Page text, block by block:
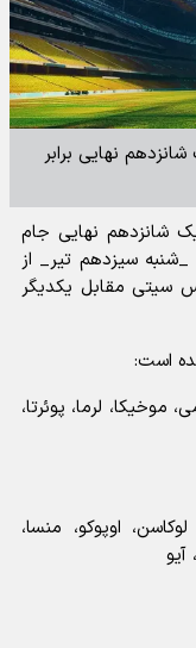
نهایی برابر
شانزدهم نهایی جام
سیزدهم تیر_ از
سیتی مقابل یکدیگر
است:
موخیکا، لرما، پوئرتا،
اوپوکو، منسا،
آیو